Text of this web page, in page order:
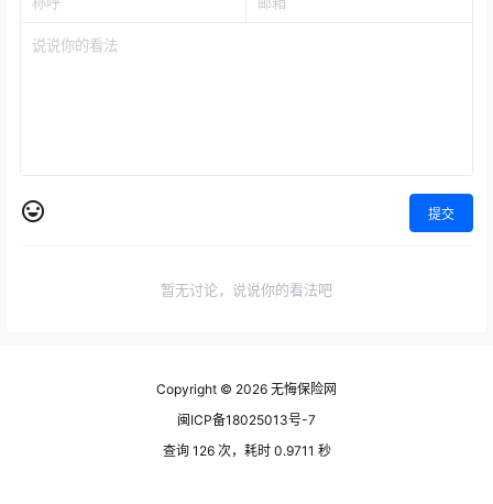
提交
暂无讨论，说说你的看法吧
Copyright © 2026 无悔保险网
闽ICP备18025013号-7
查询 126 次，耗时 0.9711 秒